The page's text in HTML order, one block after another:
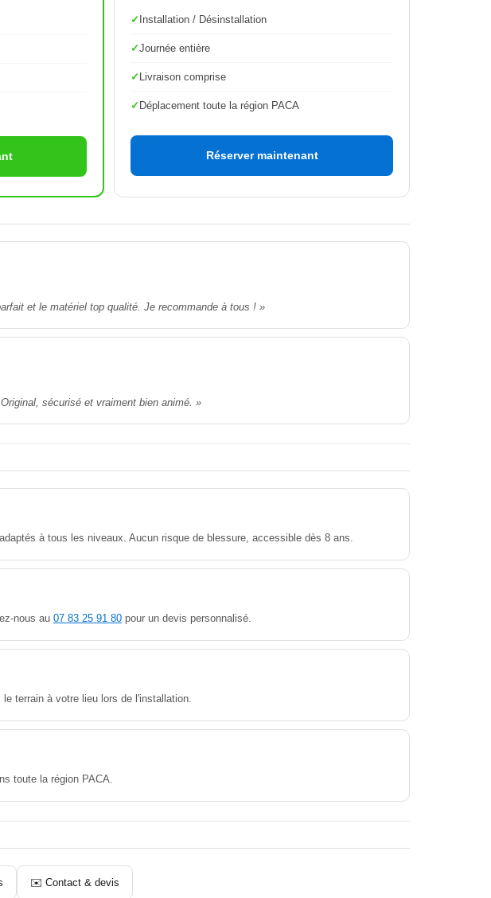
Installation / Désinstallation
Journée entière
Livraison comprise
Déplacement toute la région PACA
Réserver maintenant
et le matériel top qualité. Je recommande à tous ! »
sécurisé et vraiment bien animé. »
à tous les niveaux. Aucun risque de blessure, accessible dès 8 ans.
nous au 07 83 25 91 80 pour un devis personnalisé.
terrain à votre lieu lors de l'installation.
toute la région PACA.
✉️ Contact & devis